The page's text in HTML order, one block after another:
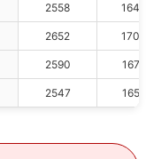
2558 1640
2652 1708
2590 1677
2547 1655